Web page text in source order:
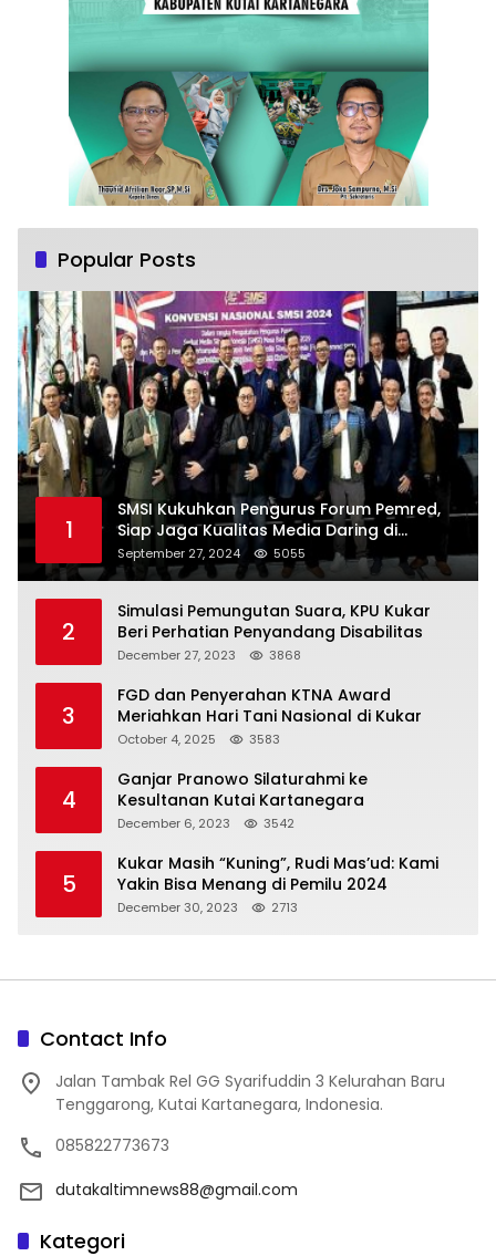
Popular Posts
1
SMSI Kukuhkan Pengurus Forum Pemred,
Siap Jaga Kualitas Media Daring di
Indonesia
September 27, 2024 5055
2
Simulasi Pemungutan Suara, KPU Kukar
Beri Perhatian Penyandang Disabilitas
December 27, 2023 3868
3
FGD dan Penyerahan KTNA Award
Meriahkan Hari Tani Nasional di Kukar
October 4, 2025 3583
4
Ganjar Pranowo Silaturahmi ke
Kesultanan Kutai Kartanegara
December 6, 2023 3542
5
Kukar Masih “Kuning”, Rudi Mas’ud: Kami
Yakin Bisa Menang di Pemilu 2024
December 30, 2023 2713
Contact Info
Jalan Tambak Rel GG Syarifuddin 3 Kelurahan Baru
Tenggarong, Kutai Kartanegara, Indonesia.
085822773673
dutakaltimnews88@gmail.com
Kategori